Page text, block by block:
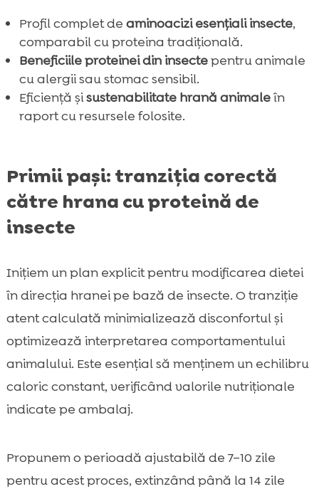
Profil complet de aminoacizi esențiali insecte,
comparabil cu proteina tradițională.
Beneficiile proteinei din insectepentru animale
cu alergii sau stomac sensibil.
Eficiență șisustenabilitate hrană animaleîn
raport cu resursele folosite.
Primii pași: tranziția corectă
către hrana cu proteină de
insecte
Inițiem un plan explicit pentru modificarea dietei
în direcția hranei pe bază de insecte. O tranziție
atent calculată minimializează disconfortul și
optimizează interpretarea comportamentului
animalului. Este esențial să menținem un echilibru
caloric constant, verificând valorile nutriționale
indicate pe ambalaj.
Propunem o perioadă ajustabilă de 7–10 zile
pentru acest proces, extinzând până la 14 zile